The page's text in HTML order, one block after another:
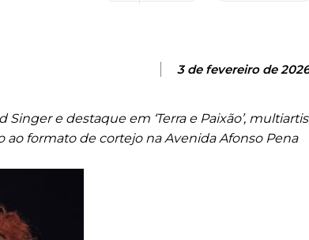
3 de fevereiro de 2026
Singer e destaque em ‘Terra e Paixão’,
ao formato de cortejo na Avenida Afonso Pena